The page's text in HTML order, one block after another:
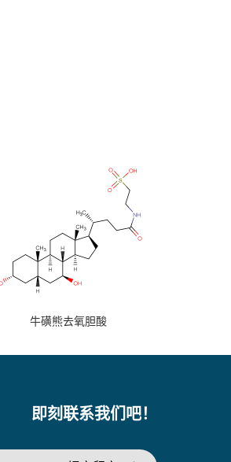
牛磺熊去氧胆酸
即刻联系我们吧！